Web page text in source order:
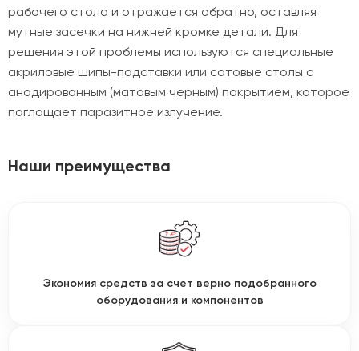
рабочего стола и отражается обратно, оставляя
мутные засечки на нижней кромке детали. Для
решения этой проблемы используются специальные
акриловые шипы-подставки или сотовые столы с
анодированным (матовым черным) покрытием, которое
поглощает паразитное излучение.
Наши преимущества
Экономия средств за счет верно подобранного
оборудования и компонентов